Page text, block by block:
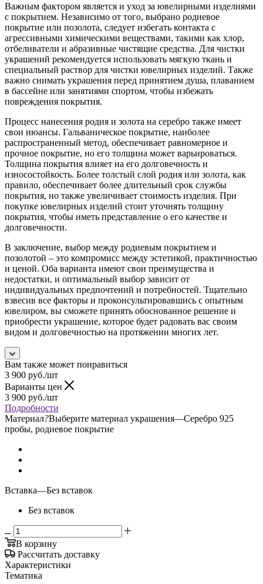
Важным фактором является и уход за ювелирными изделиями
с покрытием. Независимо от того, выбрано родиевое
покрытие или позолота, следует избегать контакта с
агрессивными химическими веществами, такими как хлор,
отбеливатели и абразивные чистящие средства. Для чистки
украшений рекомендуется использовать мягкую ткань и
специальный раствор для чистки ювелирных изделий. Также
важно снимать украшения перед принятием душа, плаванием
в бассейне или занятиями спортом, чтобы избежать
повреждения покрытия.
Процесс нанесения родия и золота на серебро также имеет
свои нюансы. Гальваническое покрытие, наиболее
распространенный метод, обеспечивает равномерное и
прочное покрытие, но его толщина может варьироваться.
Толщина покрытия влияет на его долговечность и
износостойкость. Более толстый слой родия или золота, как
правило, обеспечивает более длительный срок службы
покрытия, но также увеличивает стоимость изделия. При
покупке ювелирных изделий стоит уточнять толщину
покрытия, чтобы иметь представление о его качестве и
долговечности.
В заключение, выбор между родиевым покрытием и
позолотой – это компромисс между эстетикой, практичностью
и ценой. Оба варианта имеют свои преимущества и
недостатки, и оптимальный выбор зависит от
индивидуальных предпочтений и потребностей. Тщательно
взвесив все факторы и проконсультировавшись с опытным
ювелиром, вы сможете принять обоснованное решение и
приобрести украшение, которое будет радовать вас своим
видом и долговечностью на протяжении многих лет.
Вам также может понравиться
3 900 руб./шт
Варианты цен
3 900 руб./шт
Подробности
Материал?Выберите материал украшения—Серебро 925
пробы, родиевое покрытие
Вставка—Без вставок
Без вставок
В корзину
Рассчитать доставку
Характеристики
Тематика